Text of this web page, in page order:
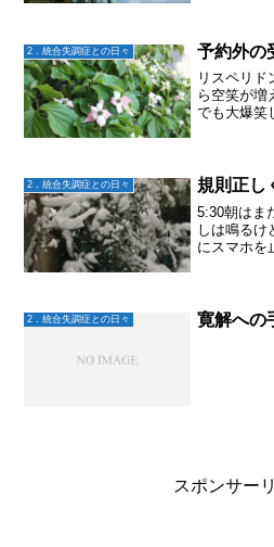
月火水は固
2．統合失調症との日々 予約外の
リスペリ
ら空笑が増
でも大爆笑
まう。声と
2．統合失調症との日々 規則正し
5:30朝はま
しは鳴るけ
にスマホを
ティン、フ
2．統合失調症との日々 寛解への
スポンサー